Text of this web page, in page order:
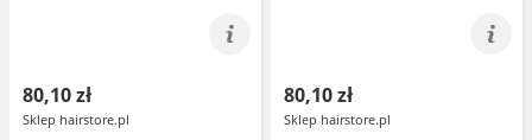
80,10 zł
Sklep hairstore.pl
80,10 zł
Sklep hairstore.pl